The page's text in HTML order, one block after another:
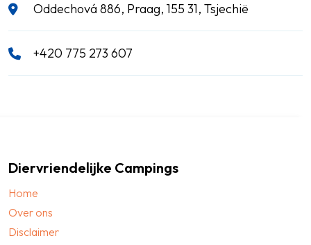
Oddechová 886, Praag, 155 31, Tsjechië
+420 775 273 607
Diervriendelijke Campings
Home
Over ons
Disclaimer